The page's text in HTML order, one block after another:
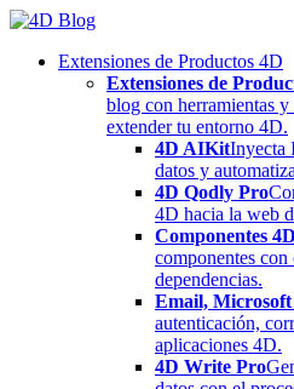
Skip
contentExtensiones de Productos 4D
Extensiones de
blog con herramientas
extender tu entorno 4D.
4D AIKitInyecta
datos y
4D Qodly Pro
4D hacia la web
Componentes 4D
componentes
dependencias.
Email, Microsoft
autenticación,
aplicaciones 4D.
4D Write Pro